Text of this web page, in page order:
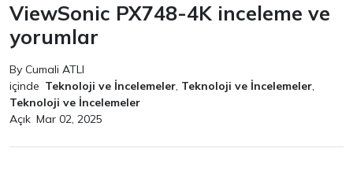
ViewSonic PX748-4K inceleme ve
yorumlar
By Cumali ATLI
içinde Teknoloji ve İncelemeler, Teknoloji ve İncelemeler,
Teknoloji ve İncelemeler
Açık Mar 02, 2025